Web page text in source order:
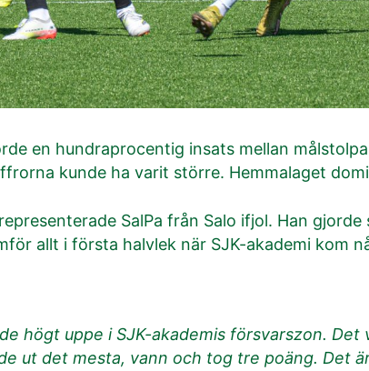
en hundraprocentig insats mellan
kunde ha varit större. Hemmalaget
SalPa från Salo ifjol. Han
allt i första halvlek när SJK-akademi kom
högt uppe i SJK-akademis försvarszon. Det
ut det mesta, vann och tog tre poäng. Det